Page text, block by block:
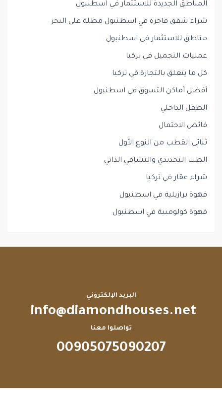
المناطق الجديدة للاستثمار في اسطنبول
شراء شقق فاخرة في اسطنبول مطلة على البحر
مناطق للاستثمار في اسطنبول
عمليات التجميل في تركيا
كل ما يتعلق بالتجارة في تركيا
أفضل أماكن التسوق في اسطنبول
الطفل الداخلي
فائض الاحتمال
ثنائي القطب من النوع الأول
الطب التجديدي والتشافي الذاتي
شراء عقار في تركيا
قهوة برازيلية في اسطنبول
قهوة كولومبية في اسطنبول
البريد الإلكتروني
info@diamondhouses.net
تواصلوا معنا
00905075090207